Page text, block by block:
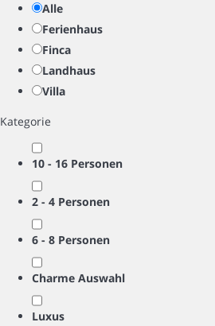
Alle
Ferienhaus
Finca
Landhaus
Villa
Kategorie
10 - 16 Personen
2 - 4 Personen
6 - 8 Personen
Charme Auswahl
Luxus